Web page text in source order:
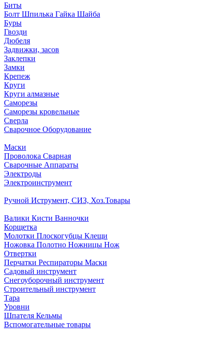
Биты
Болт Шпилька Гайка Шайба
Буры
Гвозди
Дюбеля
Задвижки, засов
Заклепки
Замки
Крепеж
Круги
Круги алмазные
Саморезы
Саморезы кровельные
Сверла
Сварочное Оборудование
Маски
Проволока Сварная
Сварочные Аппараты
Электроды
Электроинструмент
Ручной Иструмент, СИЗ, Хоз.Товары
Валики Кисти Ванночки
Корщетка
Молотки Плоскогубцы Клещи
Ножовка Полотно Ножницы Нож
Отвертки
Перчатки Респираторы Маски
Садовый инструмент
Снегоуборочный инструмент
Строительный инструмент
Тара
Уровни
Шпателя Кельмы
Вспомогательные товары